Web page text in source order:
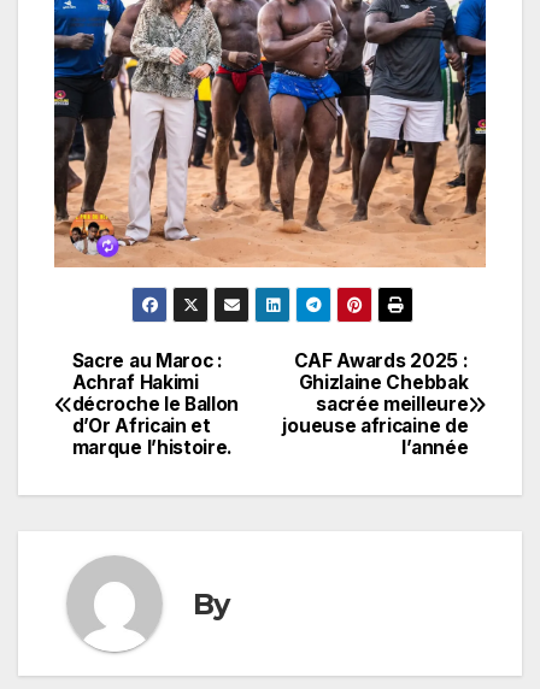
Navigation
de
l’article
CAF Awards 2025 :
Ghizlaine Chebbak
sacrée meilleure
joueuse africaine de
l’année
Sacre au Maroc :
Achraf Hakimi
décroche le Ballon
d’Or Africain et
marque l’histoire.
By